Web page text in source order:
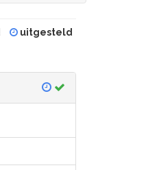
uitgesteld